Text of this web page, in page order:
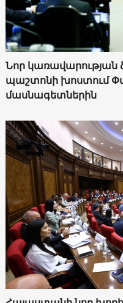
Նոր կառավարության
պաշտոնի խոստում
մասնագետներին